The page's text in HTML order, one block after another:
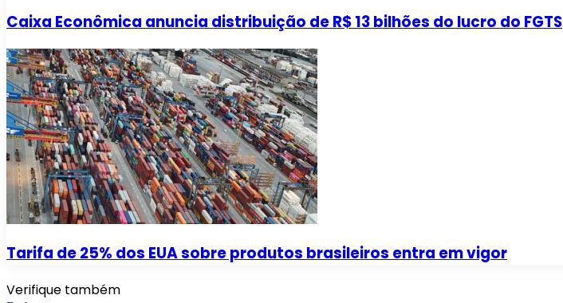
Caixa Econômica anuncia distribuição de R$ 13 bilhões do lucro do FGTS
Tarifa de 25% dos EUA sobre produtos brasileiros entra em vigor
Verifique também